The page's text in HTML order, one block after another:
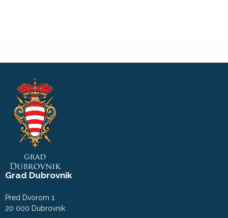
Grad Dubrovnik
Pred Dvorom 1
20 000 Dubrovnik